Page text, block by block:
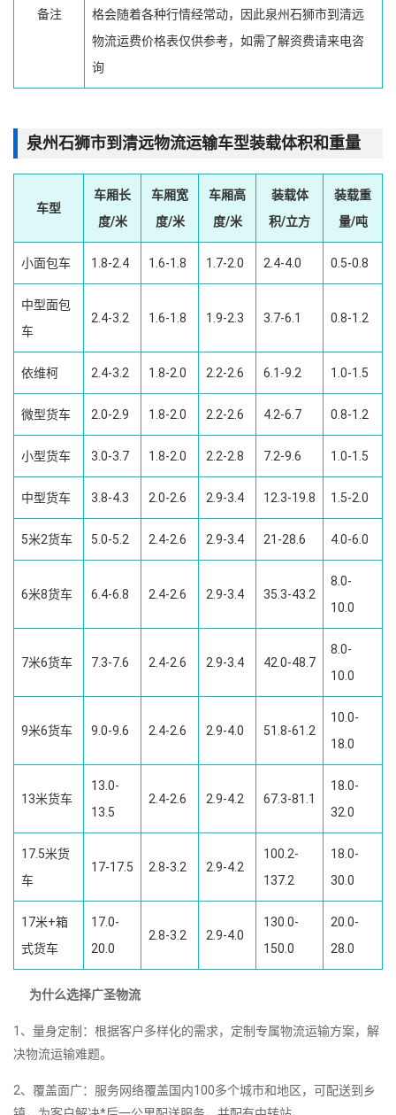
备注
格会随着各种行情经常动，因此泉州石狮市到清远
物流运费价格表仅供参考，如需了解资费请来电咨
询
泉州石狮市到清远物流运输车型装载体积和重量
车型
车厢长
度/米
车厢宽
度/米
车厢高
度/米
装载体
积/立方
装载重
量/吨
小面包车 1.8-2.4 1.6-1.8 1.7-2.0 2.4-4.0 0.5-0.8
中型面包
车
2.4-3.2 1.6-1.8 1.9-2.3 3.7-6.1 0.8-1.2
依维柯 2.4-3.2 1.8-2.0 2.2-2.6 6.1-9.2 1.0-1.5
微型货车 2.0-2.9 1.8-2.0 2.2-2.6 4.2-6.7 0.8-1.2
小型货车 3.0-3.7 1.8-2.0 2.2-2.8 7.2-9.6 1.0-1.5
中型货车 3.8-4.3 2.0-2.6 2.9-3.4 12.3-19.8 1.5-2.0
5米2货车 5.0-5.2 2.4-2.6 2.9-3.4 21-28.6 4.0-6.0
6米8货车 6.4-6.8 2.4-2.6 2.9-3.4 35.3-43.2
8.0-
10.0
7米6货车 7.3-7.6 2.4-2.6 2.9-3.4 42.0-48.7
8.0-
10.0
9米6货车 9.0-9.6 2.4-2.6 2.9-4.0 51.8-61.2
10.0-
18.0
13米货车
13.0-
13.5
2.4-2.6 2.9-4.2 67.3-81.1
18.0-
32.0
17.5米货
车
17-17.5 2.8-3.2 2.9-4.2
100.2-
137.2
18.0-
30.0
17米+箱
式货车
17.0-
20.0
2.8-3.2 2.9-4.0
130.0-
150.0
20.0-
28.0
为什么选择广圣物流
1、量身定制：根据客户多样化的需求，定制专属物流运输方案，解
决物流运输难题。
2、覆盖面广：服务网络覆盖国内100多个城市和地区，可配送到乡